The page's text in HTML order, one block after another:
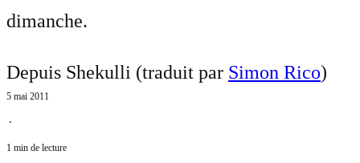
dimanche.
Depuis Shekulli (traduit par Simon Rico)
5 mai 2011
⋅
1 min de lecture